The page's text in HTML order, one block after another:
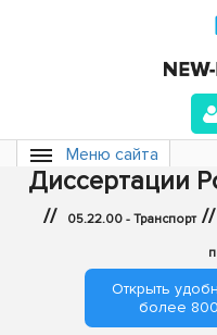
Меню сайта
Диссертации
// 05.22.00 - Транспорт //
Открыть
более